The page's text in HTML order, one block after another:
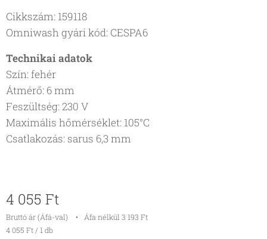
Cikkszám: 159118
Omniwash gyári kód: CESPA6
Technikai adatok
Szín: fehér
Átmérő: 6 mm
Feszültség: 230 V
Maximális hőmérséklet: 105°C
Csatlakozás: sarus 6,3 mm
4 055 Ft
Bruttó ár (Áfá-val)
Áfa nélkül 3 193 Ft
4 055 Ft / 1 db